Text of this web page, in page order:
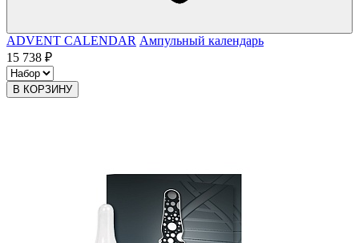
ADVENT CALENDAR Ампульный календарь
15 738 ₽
В КОРЗИНУ